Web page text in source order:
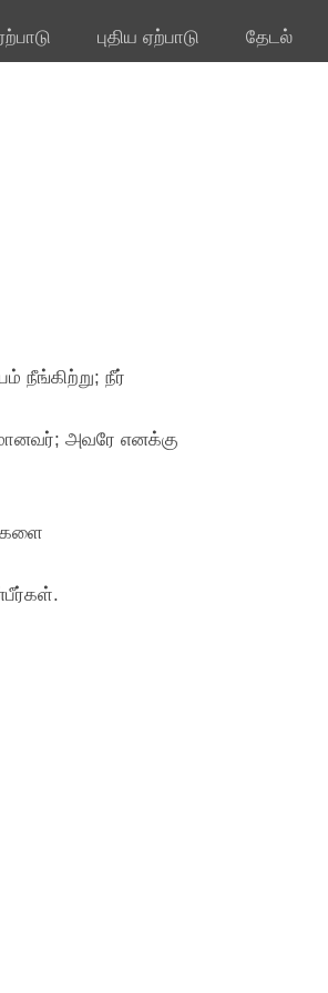
புதிய ஏற்பாடு தேடல்
நீங்கிற்று; நீர்
அவரே எனக்கு